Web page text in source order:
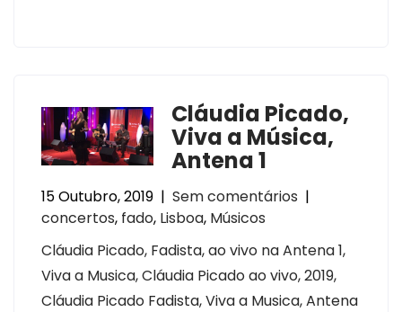
Cláudia Picado,
Viva a Música,
Antena 1
15 Outubro, 2019 | Sem comentários |
concertos, fado, Lisboa, Músicos
Cláudia Picado, Fadista, ao vivo na Antena 1,
Viva a Musica, Cláudia Picado ao vivo, 2019,
Cláudia Picado Fadista, Viva a Musica, Antena